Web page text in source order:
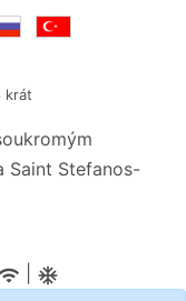
krát
Saint Stefanos-
wifi ac_unitif